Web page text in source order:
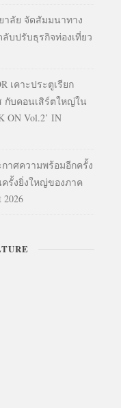
ลัย จัดสัมมนาทาง
บปรับธุรกิจท่องเที่ยว
เคาะประตูเรียก
กับคอนเสิร์ตใหญ่ใน
ON Vol.2’ IN
าศความพร้อมอีกครั้ง
รั้งยิ่งใหญ่ของภาค